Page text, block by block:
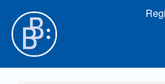
Hauptinhalt
Sidebar